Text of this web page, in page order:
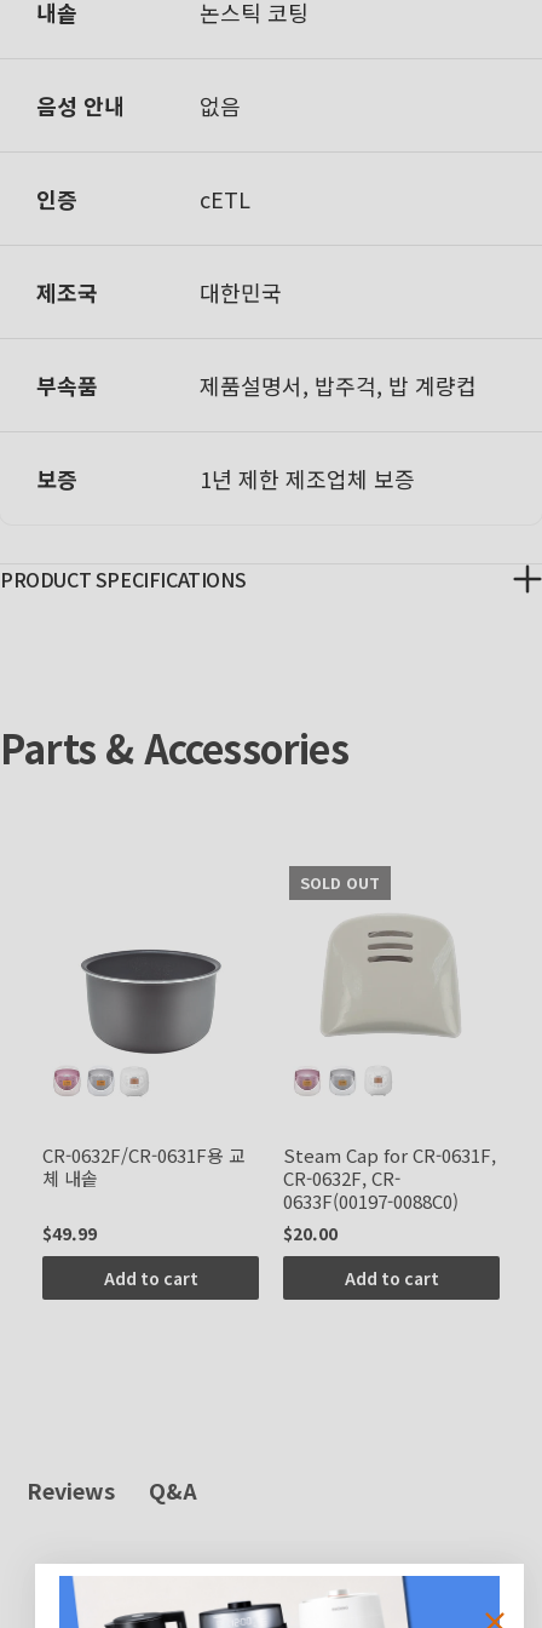
내솥 논스틱 코팅
음성 안내 없음
인증 cETL
제조국 대한민국
부속품 제품설명서, 밥주걱, 밥 계량컵
보증 1년 제한 제조업체 보증
PRODUCT SPECIFICATIONS
Parts & Accessories
CR-0632F/CR-0631F용 교
체 내솥
$49.99
Add to cart
SOLD OUT
Steam Cap for CR-0631F,
CR-0632F, CR-
0633F(00197-0088C0)
$20.00
Add to cart
Reviews Q&A